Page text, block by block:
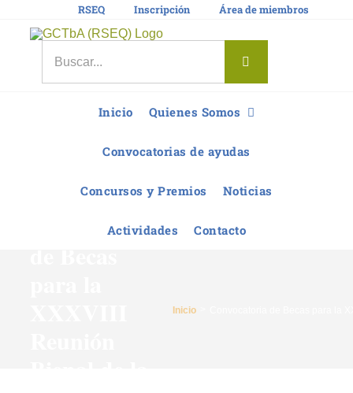
RSEQ Inscripción Área de miembros
Inicio Quienes Somos
Convocatorias de ayudas
Concursos y Premios Noticias
Actividades Contacto
Convocatoria
Inicio